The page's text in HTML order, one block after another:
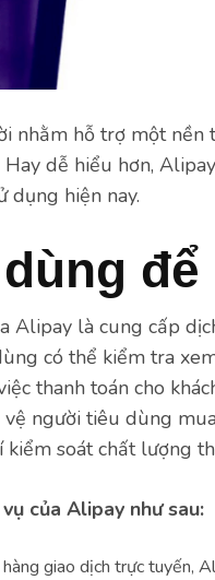
nhằm hỗ trợ một
dễ hiểu hơn,
dụng hiện nay.
để
Alipay là cung cấp
có thể kiểm tra
thanh toán cho
người tiêu dùng
kiểm soát chất lượng
của Alipay như sau:
giao dịch trực tuyến,